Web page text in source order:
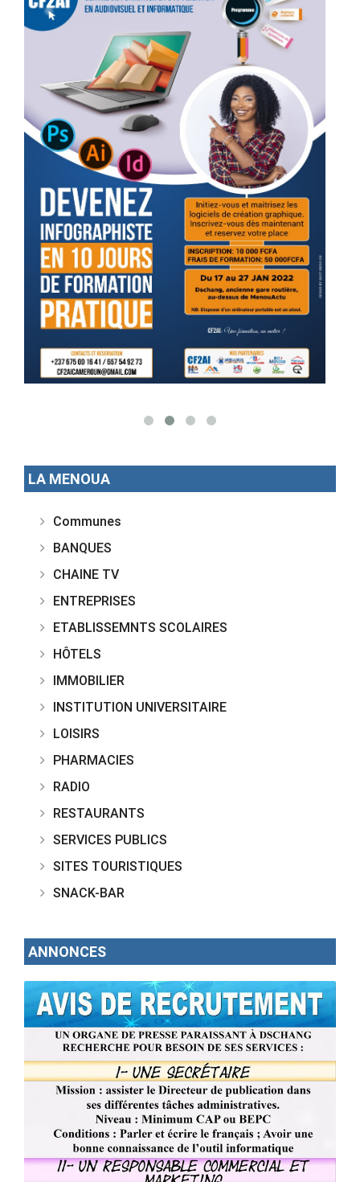
LA MENOUA
Communes
BANQUES
CHAINE TV
ENTREPRISES
ETABLISSEMNTS SCOLAIRES
HÔTELS
IMMOBILIER
INSTITUTION UNIVERSITAIRE
LOISIRS
PHARMACIES
RADIO
RESTAURANTS
SERVICES PUBLICS
SITES TOURISTIQUES
SNACK-BAR
ANNONCES